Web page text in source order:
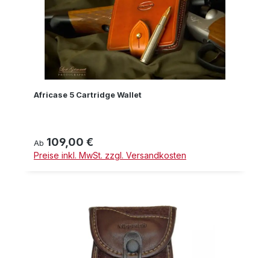
Africase 5 Cartridge Wallet
Regulärer Preis:
Ab 109,00 €
Preise inkl. MwSt. zzgl. Versandkosten